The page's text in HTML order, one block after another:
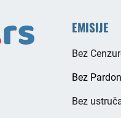
EMISIJE
Bez
Bez
Bez